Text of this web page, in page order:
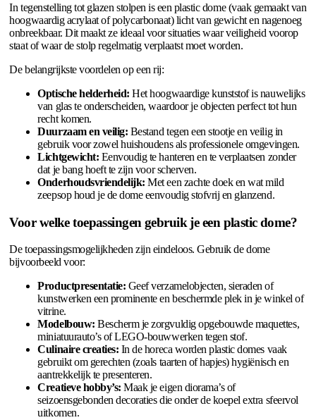
In tegenstelling tot glazen stolpen is een plastic dome (vaak gemaakt van
hoogwaardig acrylaat of polycarbonaat) licht van gewicht en nagenoeg
onbreekbaar. Dit maakt ze ideaal voor situaties waar veiligheid voorop
staat of waar de stolp regelmatig verplaatst moet worden.
De belangrijkste voordelen op een rij:
Optische helderheid: Het hoogwaardige kunststof is nauwelijks
van glas te onderscheiden, waardoor je objecten perfect tot hun
recht komen.
Duurzaam en veilig: Bestand tegen een stootje en veilig in
gebruik voor zowel huishoudens als professionele omgevingen.
Lichtgewicht: Eenvoudig te hanteren en te verplaatsen zonder
dat je bang hoeft te zijn voor scherven.
Onderhoudsvriendelijk: Met een zachte doek en wat mild
zeepsop houd je de dome eenvoudig stofvrij en glanzend.
Voor welke toepassingen gebruik je een plastic dome?
De toepassingsmogelijkheden zijn eindeloos. Gebruik de dome
bijvoorbeeld voor:
Productpresentatie: Geef verzamelobjecten, sieraden of
kunstwerken een prominente en beschermde plek in je winkel of
vitrine.
Modelbouw: Bescherm je zorgvuldig opgebouwde maquettes,
miniatuurauto’s of LEGO-bouwwerken tegen stof.
Culinaire creaties: In de horeca worden plastic domes vaak
gebruikt om gerechten (zoals taarten of hapjes) hygiënisch en
aantrekkelijk te presenteren.
Creatieve hobby’s: Maak je eigen diorama’s of
seizoensgebonden decoraties die onder de koepel extra sfeervol
uitkomen.